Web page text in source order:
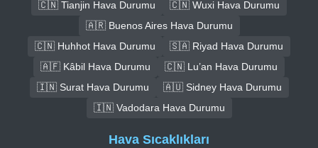
🇨🇳 Tianjin Hava Durumu
🇨🇳 Wuxi Hava Durumu
🇦🇷 Buenos Aires Hava Durumu
🇨🇳 Huhhot Hava Durumu
🇸🇦 Riyad Hava Durumu
🇦🇫 Kâbil Hava Durumu
🇨🇳 Lu’an Hava Durumu
🇮🇳 Surat Hava Durumu
🇦🇺 Sidney Hava Durumu
🇮🇳 Vadodara Hava Durumu
Hava Sıcaklıkları